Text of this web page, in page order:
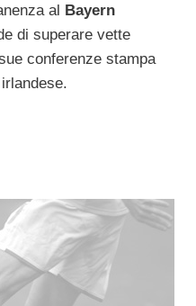
al Bayern
di superare vette
conferenze stampa